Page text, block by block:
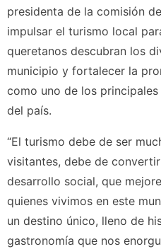
presidenta de la comisión
impulsar el turismo local
queretanos descubran los
municipio y fortalecer la
como uno de los
del país.
“El turismo debe de ser
visitantes, debe de
desarrollo social, que
quienes vivimos en este
un destino único, lleno de
gastronomía que nos